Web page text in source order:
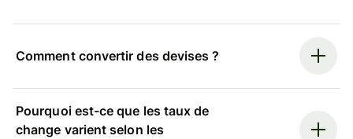
Comment convertir des devises ?
Pourquoi est-ce que les taux de
change varient selon les